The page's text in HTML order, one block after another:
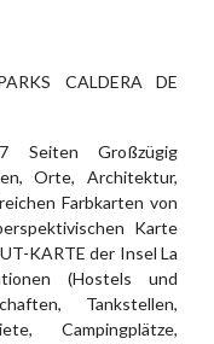
CALDERA DE
Seiten Großzügig
Orte, Architektur,
Farbkarten von
Karte
KARTE der Insel La
(Hostels und
Tankstellen,
Campingplätze,